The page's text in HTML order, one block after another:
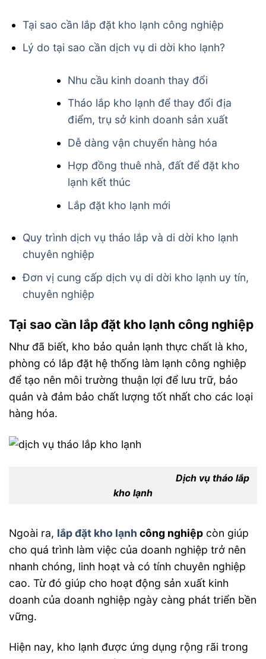
Tại sao cần lắp đặt kho lạnh công nghiệp
Lý do tại sao cần dịch vụ di dời kho lạnh?
Nhu cầu kinh doanh thay đổi
Tháo lắp kho lạnh để thay đổi địa
điểm, trụ sở kinh doanh sản xuất
Dễ dàng vận chuyển hàng hóa
Hợp đồng thuê nhà, đất để đặt kho
lạnh kết thúc
Lắp đặt kho lạnh mới
Quy trình dịch vụ tháo lắp và di dời kho lạnh
chuyên nghiệp
Đơn vị cung cấp dịch vụ di dời kho lạnh uy tín,
chuyên nghiệp
Tại sao cần lắp đặt kho lạnh công nghiệp
Như đã biết, kho bảo quản lạnh thực chất là kho,
phòng có lắp đặt hệ thống làm lạnh công nghiệp
để tạo nên môi trường thuận lợi để lưu trữ, bảo
quản và đảm bảo chất lượng tốt nhất cho các loại
hàng hóa.
Dịch vụ tháo lắp
kho lạnh
Ngoài ra, lắp đặt kho lạnh công nghiệp còn giúp
cho quá trình làm việc của doanh nghiệp trở nên
nhanh chóng, linh hoạt và có tính chuyên nghiệp
cao. Từ đó giúp cho hoạt động sản xuất kinh
doanh của doanh nghiệp ngày càng phát triển bền
vững.
Hiện nay, kho lạnh được ứng dụng rộng rãi trong